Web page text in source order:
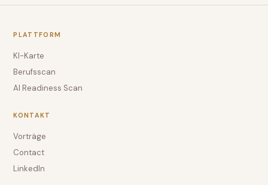
PLATTFORM
KI-Karte
Berufsscan
AI Readiness Scan
KONTAKT
Vorträge
Contact
LinkedIn